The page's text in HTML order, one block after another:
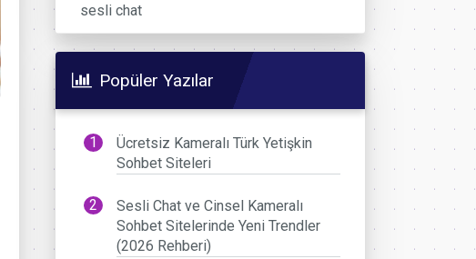
sesli chat
Popüler Yazılar
Ücretsiz Kameralı Türk Yetişkin
Sohbet Siteleri
Sesli Chat ve Cinsel Kameralı
Sohbet Sitelerinde Yeni Trendler
(2026 Rehberi)